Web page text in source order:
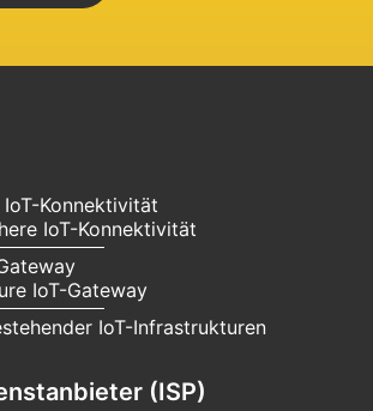
Konnektivität
IoT-Konnektivität
IoT-Gateway
IoT-Infrastrukturen
(ISP)